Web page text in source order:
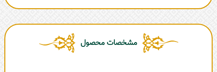
مشخصات محصول